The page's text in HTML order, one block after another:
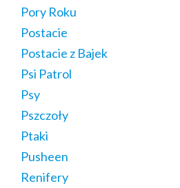
Pory Roku
Postacie
Postacie z Bajek
Psi Patrol
Psy
Pszczoły
Ptaki
Pusheen
Renifery